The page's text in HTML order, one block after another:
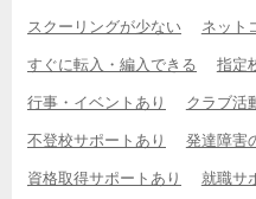
スクーリングが少ない ネット
すぐに転入・編入できる 指定
行事・イベントあり クラブ活
不登校サポートあり 発達障害
資格取得サポートあり 就職サ